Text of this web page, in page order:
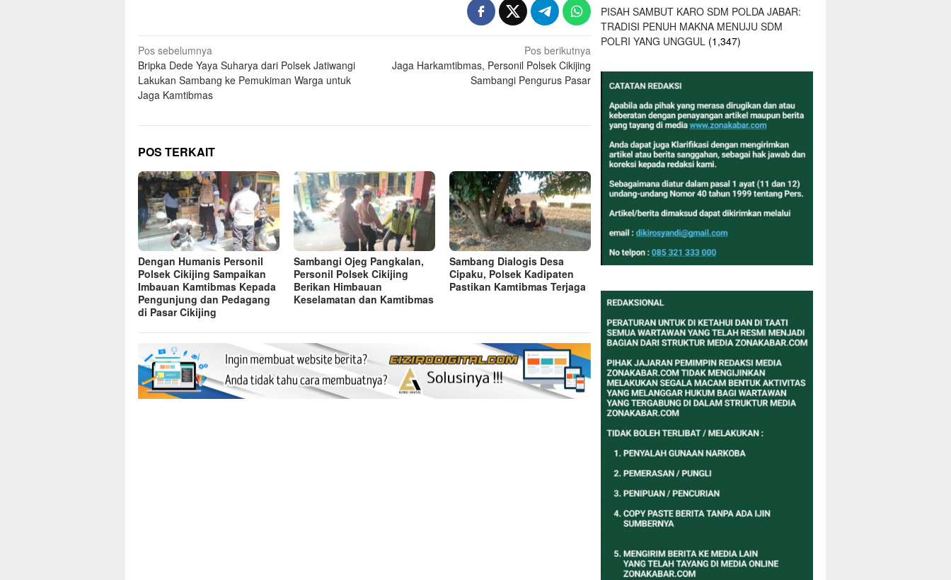
Navigasi
pos
Pos sebelumnya
Bripka Dede Yaya Suharya dari Polsek Jatiwangi
Lakukan Sambang ke Pemukiman Warga untuk
Jaga Kamtibmas
Pos berikutnya
Jaga Harkamtibmas, Personil Polsek Cikijing
Sambangi Pengurus Pasar
POS TERKAIT
Dengan Humanis Personil
Polsek Cikijing Sampaikan
Imbauan Kamtibmas Kepada
Pengunjung dan Pedagang
di Pasar Cikijing
Sambangi Ojeg Pangkalan,
Personil Polsek Cikijing
Berikan Himbauan
Keselamatan dan Kamtibmas
Sambang Dialogis Desa
Cipaku, Polsek Kadipaten
Pastikan Kamtibmas Terjaga
PISAH SAMBUT KARO SDM POLDA JABAR:
TRADISI PENUH MAKNA MENUJU SDM
POLRI YANG UNGGUL (1,347)